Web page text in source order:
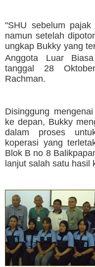
"SHU sebelum
namun setelah
ungkap Bukky yang
Anggota Luar
tanggal 28
Rachman.
Disinggung
ke depan, Bukky
dalam proses
koperasi yang
Blok B no 8
lanjut salah satu hasil